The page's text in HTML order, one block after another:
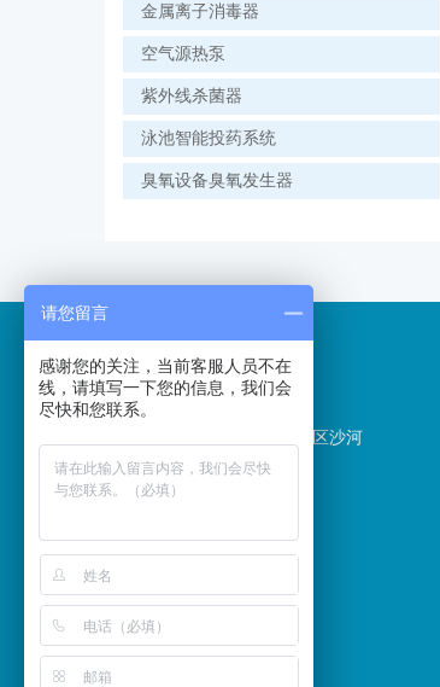
金属离子消毒器
空气源热泵
紫外线杀菌器
泳池智能投药系统
臭氧设备臭氧发生器
北京市昌平区沙河
请您留言
感谢您的关注，当前客服人员不在
线，请填写一下您的信息，我们会
尽快和您联系。